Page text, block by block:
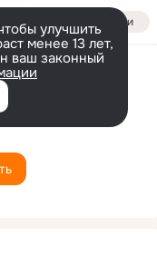
Войти
улучшить
менее 13 лет,
ваш законный